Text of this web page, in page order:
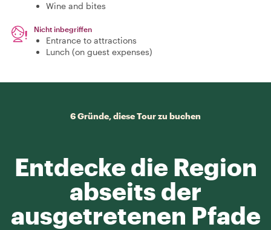
Wine and bites
Nicht inbegriffen
Entrance to attractions
Lunch (on guest expenses)
6 Gründe, diese Tour zu buchen
Entdecke die Region
abseits der
ausgetretenen Pfade